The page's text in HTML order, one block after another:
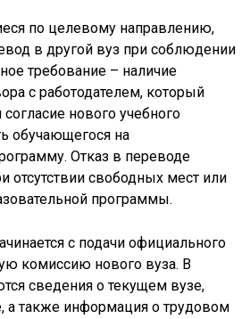
по целевому направлению,
в другой вуз при соблюдении
требование – наличие
с работодателем, который
согласие нового учебного
обучающегося на
Отказ в переводе
отсутствии свободных мест или
программы.
с подачи официального
комиссию нового вуза. В
сведения о текущем вузе,
а также информация о трудовом